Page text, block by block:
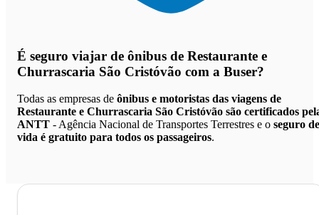
É seguro viajar de ônibus de Restaurante e
Churrascaria São Cristóvão com a Buser?
Todas as empresas de ônibus e motoristas das viagens de
Restaurante e Churrascaria São Cristóvão são certificados
ANTT - Agência Nacional de Transportes Terrestres e o seguro de
vida é gratuito para todos os passageiros.